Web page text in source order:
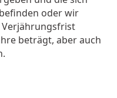
oder wir
Verjährungsfrist
beträgt, aber auch